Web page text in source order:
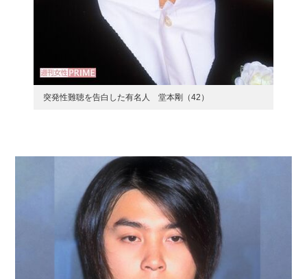
突発性難聴を告白した有名人 堂本剛（42）